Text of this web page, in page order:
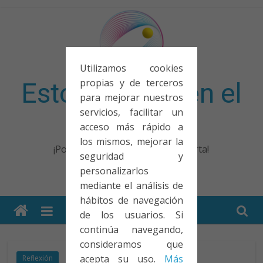
Utilizamos cookies
propias y de terceros
para mejorar nuestros
servicios, facilitar un
acceso más rápido a
los mismos, mejorar la
seguridad y
personalizarlos
mediante el análisis de
hábitos de navegación
de los usuarios. Si
continúa navegando,
consideramos que
acepta su uso. Más
Esto no entra en el
examen
¡Porque no solo el examen importa!
Reflexión